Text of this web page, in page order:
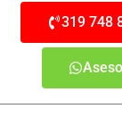
319 748